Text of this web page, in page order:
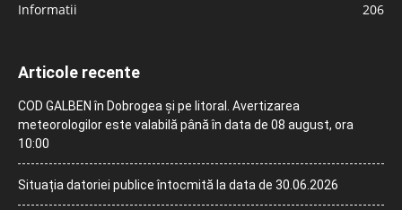
Informatii
206
Articole recente
COD GALBEN în Dobrogea și pe litoral. Avertizarea
meteorologilor este valabilă până în data de 08 august, ora
10:00
Situația datoriei publice întocmită la data de 30.06.2026